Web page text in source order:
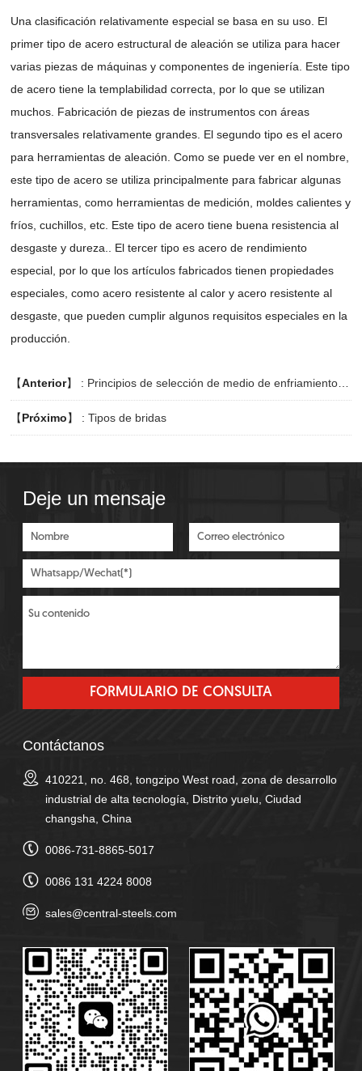
Una clasificación relativamente especial se basa en su uso. El
primer tipo de acero estructural de aleación se utiliza para hacer
varias piezas de máquinas y componentes de ingeniería. Este tipo
de acero tiene la templabilidad correcta, por lo que se utilizan
muchos. Fabricación de piezas de instrumentos con áreas
transversales relativamente grandes. El segundo tipo es el acero
para herramientas de aleación. Como se puede ver en el nombre,
este tipo de acero se utiliza principalmente para fabricar algunas
herramientas, como herramientas de medición, moldes calientes y
fríos, cuchillos, etc. Este tipo de acero tiene buena resistencia al
desgaste y dureza.. El tercer tipo es acero de rendimiento
especial, por lo que los artículos fabricados tienen propiedades
especiales, como acero resistente al calor y acero resistente al
desgaste, que pueden cumplir algunos requisitos especiales en la
producción.
【Anterior】 : Principios de selección de medio de enfriamiento para planta de acero
【Próximo】 :Tipos de bridas
Deje un mensaje
Contáctanos
410221, no. 468, tongzipo West road, zona de desarrollo
industrial de alta tecnología, Distrito yuelu, Ciudad
changsha, China
0086-731-8865-5017
0086 131 4224 8008
sales@central-steels.com